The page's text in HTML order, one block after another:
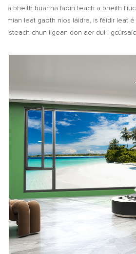
a bheith buartha faoin teach a bheith
mian leat gaoth níos láidre, is féidir leat
isteach chun ligean don aer dul i